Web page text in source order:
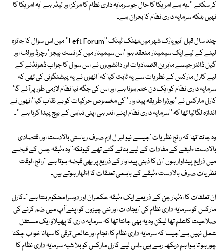
کر سکتے ''۔یہ ہے امریکا کا حال جو سرمایہ داری نظام کا مرکز اور لیڈر ہے 'یہ امریکا کا
نہیں بلکہ سرمایہ داری نظام کا بحران ہے۔
چند سال قبل 'نیویارک شہر میںتھنک ٹینک ''Left Forum'' میں اس سوال کا جائزہ
لینے کے لیے ایک سیمینار منعقد ہوا 'اس سیمینار میں کرائسٹ ہیجز ' رچرڈ وولف اور
گیل ڈائنز جیسے ماہرین اقتصادیات اور دانشوروں نے اس سوال کا جواب ڈھونڈنے کے
لیے کارل مارکس کے نظریات سے یہ ثابت کیا کہ' انھوں نے یہ پیشنگوئی کی تھی کہ
سرمایہ داری نظام کو ایک دن ختم ہونا ہے اور اس کی جگہ نیا نظام لازمی طور پر آئے گا'
کارل مارکس نے''بورژوا طریقہ پیداوار ''کی مخصوص حرکیات کو بے نقاب کیا 'انھوں نے
اندازہ لگالیا تھا کہ ''سرمایہ داری نظام اپنے اندر ہی اپنی تباہی کے بیج پیدا کرتا ہے ''۔
وہ جانتا تھا کہ رائج نظریات 'جیسے نیو لبر ل ازم صرف ریاستی بالادست اور اقتصادی
بالادست طبقے کے مفادات کے لیے بنائے گئے تھے کیونکہ''وہ طبقہ جس کے قبضے
میں ذرایع پیداوار ہوں 'ان کا ذہنی پیداوار کے ذرایع پر بھی قبضہ ہوتا ہے ''رائج الوقت
نظریات صرف بالادست طبقے کے باہمی تعلقات کا اظہار ہوتے ہیں۔
ان تعلقات کا اظہار جن کے ذریعے ایک طبقہ حکمران اور دوسرا محکوم بنتا ہے''۔کارل
مارکس کو سرمایہ داری نظام کی 'ایجادات اور نئی چیزوں کو اپنے آپ میں ضم کرنے کی
صلاحیت کاعلم تھا لیکن وہ یہ بھی جانتا تھا کہ سرمایہ داری کا پھیلاؤ ایک مستقل
عمل نہیں ہے'جیسا کہ سرمایہ داری نظام کا انجام اور عالمی ترقی کا سہانا خواب چکنا
چور ہو تا ہوا ہم دیکھ رہے ہیں ۔اس لیے کارل مارکس کو بلا شبہ سرمایہ داری نظام کا